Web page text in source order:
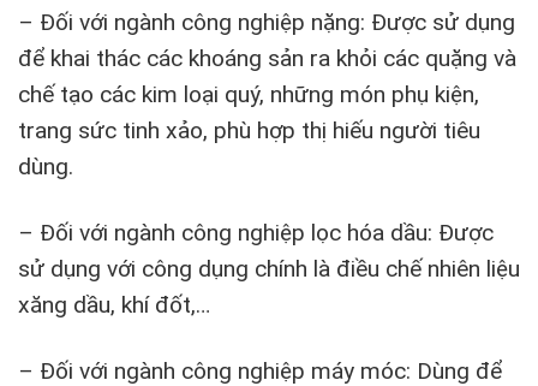
– Đối với ngành công nghiệp nặng: Được sử dụng
để khai thác các khoáng sản ra khỏi các quặng và
chế tạo các kim loại quý, những món phụ kiện,
trang sức tinh xảo, phù hợp thị hiếu người tiêu
dùng.
– Đối với ngành công nghiệp lọc hóa dầu: Được
sử dụng với công dụng chính là điều chế nhiên liệu
xăng dầu, khí đốt,…
– Đối với ngành công nghiệp máy móc: Dùng để